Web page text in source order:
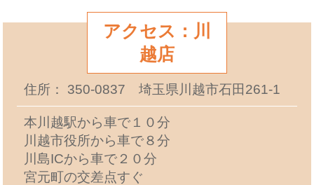
アクセス：川
越店
住所： 350-0837 埼玉県川越市石田261-1
本川越駅から車で１０分
川越市役所から車で８分
川島ICから車で２０分
宮元町の交差点すぐ